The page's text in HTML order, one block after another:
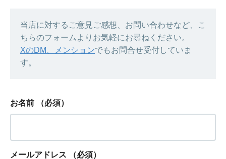
当店に対するご意見ご感想、お問い合わせなど、こ
ちらのフォームよりお気軽にお尋ねください。
XのDM、メンションでもお問合せ受付していま
す。
お名前 （必須）
メールアドレス （必須）